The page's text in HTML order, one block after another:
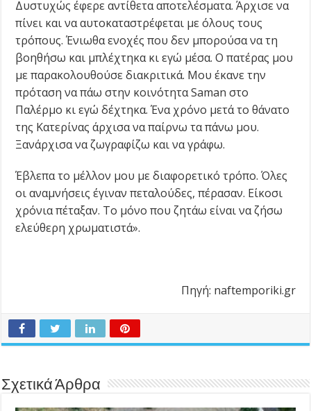
Δυστυχώς έφερε αντίθετα αποτελέσματα. Άρχισε να
πίνει και να αυτοκαταστρέφεται με όλους τους
τρόπους. Ένιωθα ενοχές που δεν μπορούσα να τη
βοηθήσω και μπλέχτηκα κι εγώ μέσα. Ο πατέρας μου
με παρακολουθούσε διακριτικά. Μου έκανε την
πρόταση να πάω στην κοινότητα Saman στο
Παλέρμο κι εγώ δέχτηκα. Ένα χρόνο μετά το θάνατο
της Κατερίνας άρχισα να παίρνω τα πάνω μου.
Ξανάρχισα να ζωγραφίζω και να γράφω.
Έβλεπα το μέλλον μου με διαφορετικό τρόπο. Όλες
οι αναμνήσεις έγιναν πεταλούδες, πέρασαν. Είκοσι
χρόνια πέταξαν. Το μόνο που ζητάω είναι να ζήσω
ελεύθερη χρωματιστά».
Πηγή: naftemporiki.gr
Σχετικά Άρθρα